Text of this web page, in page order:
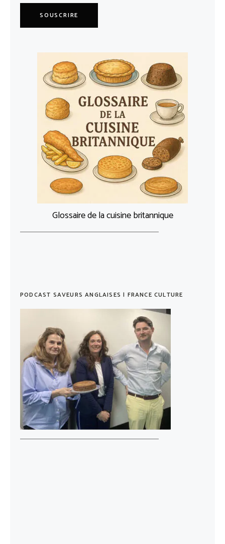
SOUSCRIRE
Glossaire de la cuisine britannique
PODCAST SAVEURS ANGLAISES | FRANCE CULTURE